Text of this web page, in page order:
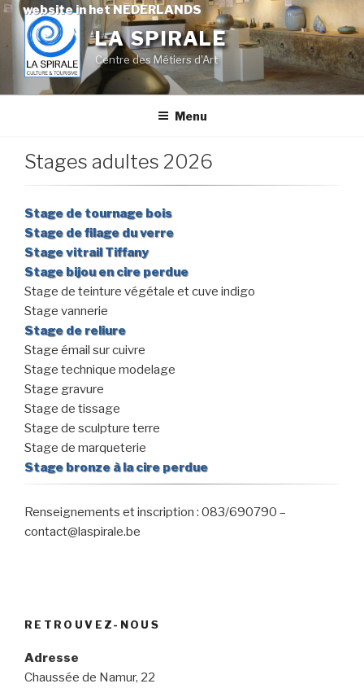
website in het NEDERLANDS
Skip
content
LA SPIRALE
Centre des Métiers d'Art
Menu
Stages adultes 2026
Stage de tournage bois
Stage de filage du verre
Stage vitrail Tiffany
Stage bijou en cire perdue
Stage de teinture végétale et cuve indigo
Stage vannerie
Stage de reliure
Stage émail sur cuivre
Stage technique modelage
Stage gravure
Stage de tissage
Stage de sculpture terre
Stage de marqueterie
Stage bronze à la cire perdue
Renseignements et inscription : 083/690790 –
contact@laspirale.be
RETROUVEZ-NOUS
Adresse
Chaussée de Namur, 22